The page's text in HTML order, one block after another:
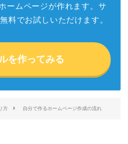
ームページが作れます。サ
料でお試しいただけます。
を作ってみる
方 自分で作るホームページ作成の流れ